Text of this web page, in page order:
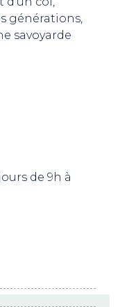
générations,
savoyarde
de 9h à